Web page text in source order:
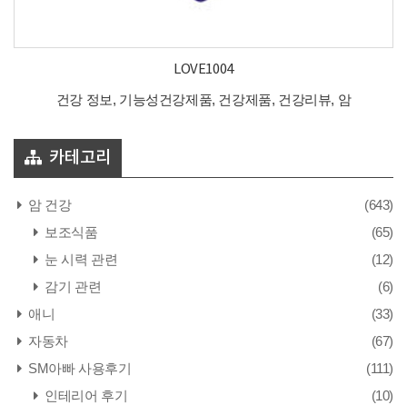
LOVE1004
건강 정보, 기능성건강제품, 건강제품, 건강리뷰, 암
카테고리
암 건강
(643)
보조식품
(65)
눈 시력 관련
(12)
감기 관련
(6)
애니
(33)
자동차
(67)
SM아빠 사용후기
(111)
인테리어 후기
(10)